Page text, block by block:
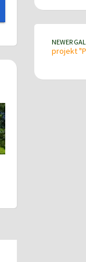
NEWER
projekt